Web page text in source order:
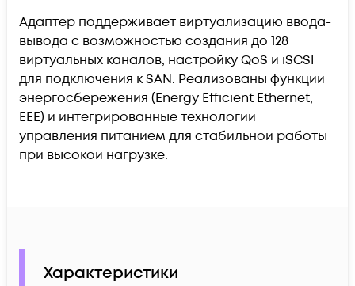
Адаптер поддерживает виртуализацию ввода-
вывода с возможностью создания до 128
виртуальных каналов, настройку QoS и iSCSI
для подключения к SAN. Реализованы функции
энергосбережения (Energy Efficient Ethernet,
EEE) и интегрированные технологии
управления питанием для стабильной работы
при высокой нагрузке.
Характеристики